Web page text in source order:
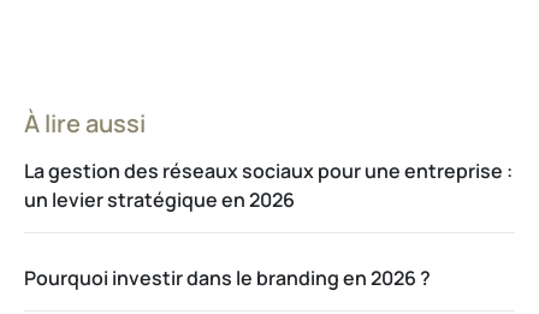
À lire aussi
La gestion des réseaux sociaux pour une entreprise :
un levier stratégique en 2026
Pourquoi investir dans le branding en 2026 ?